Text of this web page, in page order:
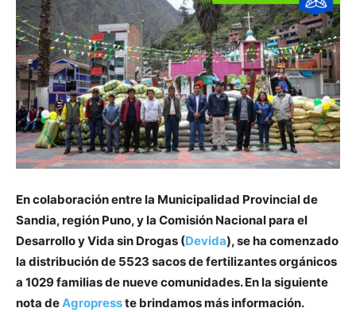
En colaboración entre la Municipalidad Provincial de
Sandia, región Puno, y la Comisión Nacional para el
Desarrollo y Vida sin Drogas (Devida), se ha comenzado
la distribución de 5523 sacos de fertilizantes orgánicos
a 1029 familias de nueve comunidades. En la siguiente
nota deAgropresste brindamos más información.